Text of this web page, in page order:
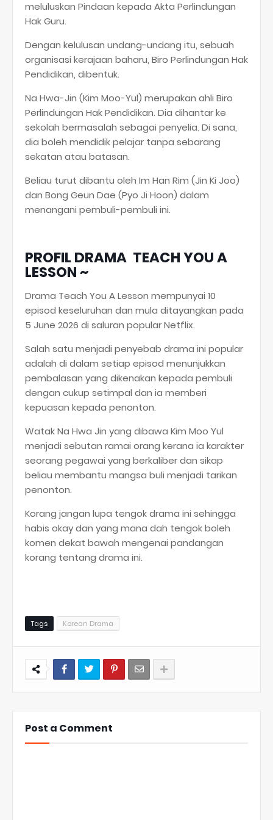
meluluskan Pindaan kepada Akta Perlindungan
Hak Guru.
Dengan kelulusan undang-undang itu, sebuah
organisasi kerajaan baharu, Biro Perlindungan Hak
Pendidikan, dibentuk.
Na Hwa-Jin (Kim Moo-Yul) merupakan ahli Biro
Perlindungan Hak Pendidikan. Dia dihantar ke
sekolah bermasalah sebagai penyelia. Di sana,
dia boleh mendidik pelajar tanpa sebarang
sekatan atau batasan.
Beliau turut dibantu oleh Im Han Rim (Jin Ki Joo)
dan Bong Geun Dae (Pyo Ji Hoon) dalam
menangani pembuli-pembuli ini.
PROFIL DRAMA TEACH YOU A
LESSON ~
Drama Teach You A Lesson mempunyai 10
episod keseluruhan dan mula ditayangkan pada
5 June 2026 di saluran popular Netflix.
Salah satu menjadi penyebab drama ini popular
adalah di dalam setiap episod menunjukkan
pembalasan yang dikenakan kepada pembuli
dengan cukup setimpal dan ia memberi
kepuasan kepada penonton.
Watak Na Hwa Jin yang dibawa Kim Moo Yul
menjadi sebutan ramai orang kerana ia karakter
seorang pegawai yang berkaliber dan sikap
beliau membantu mangsa buli menjadi tarikan
penonton.
Korang jangan lupa tengok drama ini sehingga
habis okay dan yang mana dah tengok boleh
komen dekat bawah mengenai pandangan
korang tentang drama ini.
Tags Korean Drama
Post a Comment